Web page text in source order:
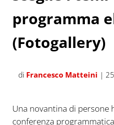
programma
(Fotogallery)
di Francesco Matteini |
Una novantina di persone
conferenza